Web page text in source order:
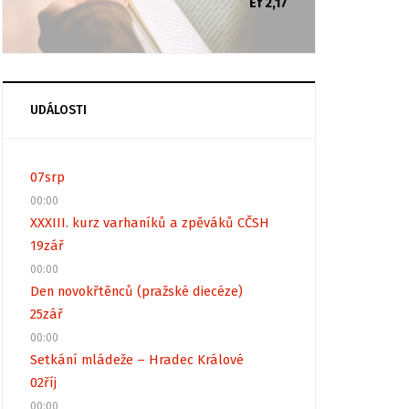
Ef 2,17
UDÁLOSTI
07srp
00:00
XXXIII. kurz varhaníků a zpěváků CČSH
19zář
00:00
Den novokřtěnců (pražské diecéze)
25zář
00:00
Setkání mládeže – Hradec Králové
02říj
00:00